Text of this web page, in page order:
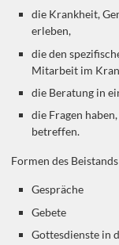
die Krankheit,
erleben,
die den
Mitarbeit im
die Beratung in
die Fragen
betreffen.
Formen des
Gespräche
Gebete
Gottesdienste in